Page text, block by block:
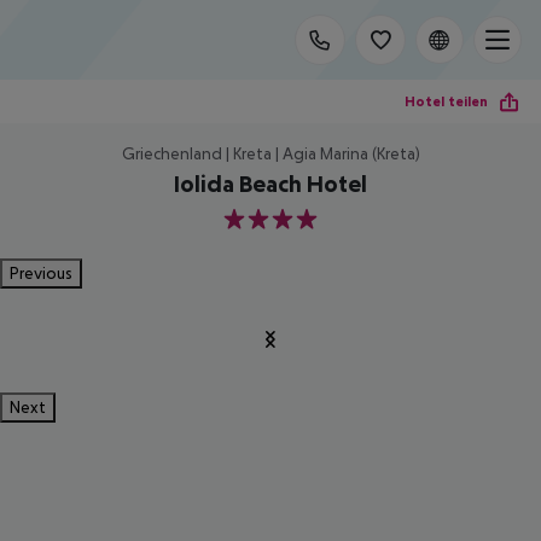
Hotel teilen
Griechenland | Kreta | Agia Marina (Kreta)
Iolida Beach Hotel
4
Previous
Next